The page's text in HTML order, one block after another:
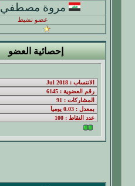
مروة مصطفي
عضو نشيط
إحصائية العضو